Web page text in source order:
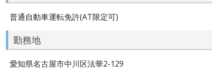
普通自動車運転免許(AT限定可)
勤務地
愛知県名古屋市中川区法華2-129